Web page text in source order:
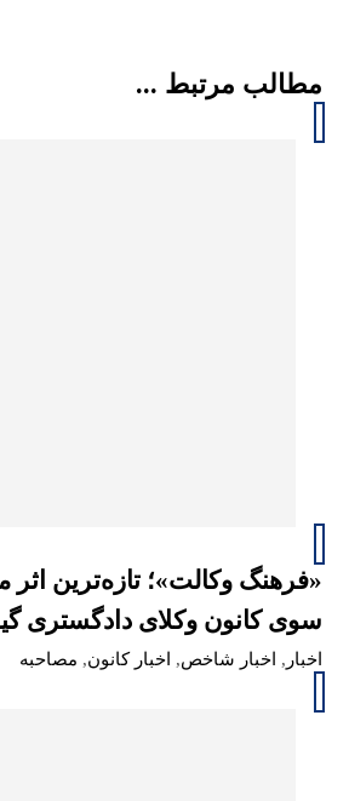
مطالب مرتبط ...
«فرهنگ وکالت»؛ تازه‌ترین اثر
سوی کانون وکلای دادگستری
اخبار , اخبار شاخص, اخبار کانون, مصاحبه